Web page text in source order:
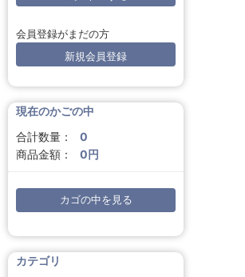
会員登録がまだの方
新規会員登録
現在のかごの中
合計数量：
0
商品金額：
0円
カゴの中を見る
カテゴリ